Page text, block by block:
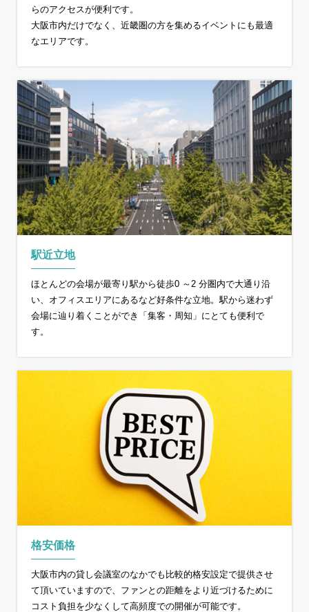
らのアクセスが便利です。
大阪市内だけでなく、近畿圏の方を集めるイベントにも最適
なエリアです。
駅近立地
ほとんどの会場が最寄り駅から徒歩0 ～2 分圏内で大通り沿
い、オフィスエリアにあるなど好条件な立地。駅から迷わず
会場に辿り着くことができ「集客・周知」にとても便利で
す。
格安価格
大阪市内の貸し会議室のなかでも比較的格安設定で提供させ
て頂いていますので、ファンとの距離をより近づけるために
コスト負担を少なくして高頻度での開催が可能です。